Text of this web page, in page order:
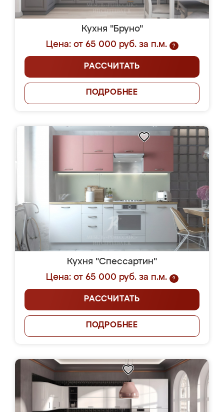
Кухня "Бруно"
Цена: от 65 000 руб. за п.м.
?
РАССЧИТАТЬ
ПОДРОБНЕЕ
Кухня "Спессартин"
Цена: от 65 000 руб. за п.м.
?
РАССЧИТАТЬ
ПОДРОБНЕЕ